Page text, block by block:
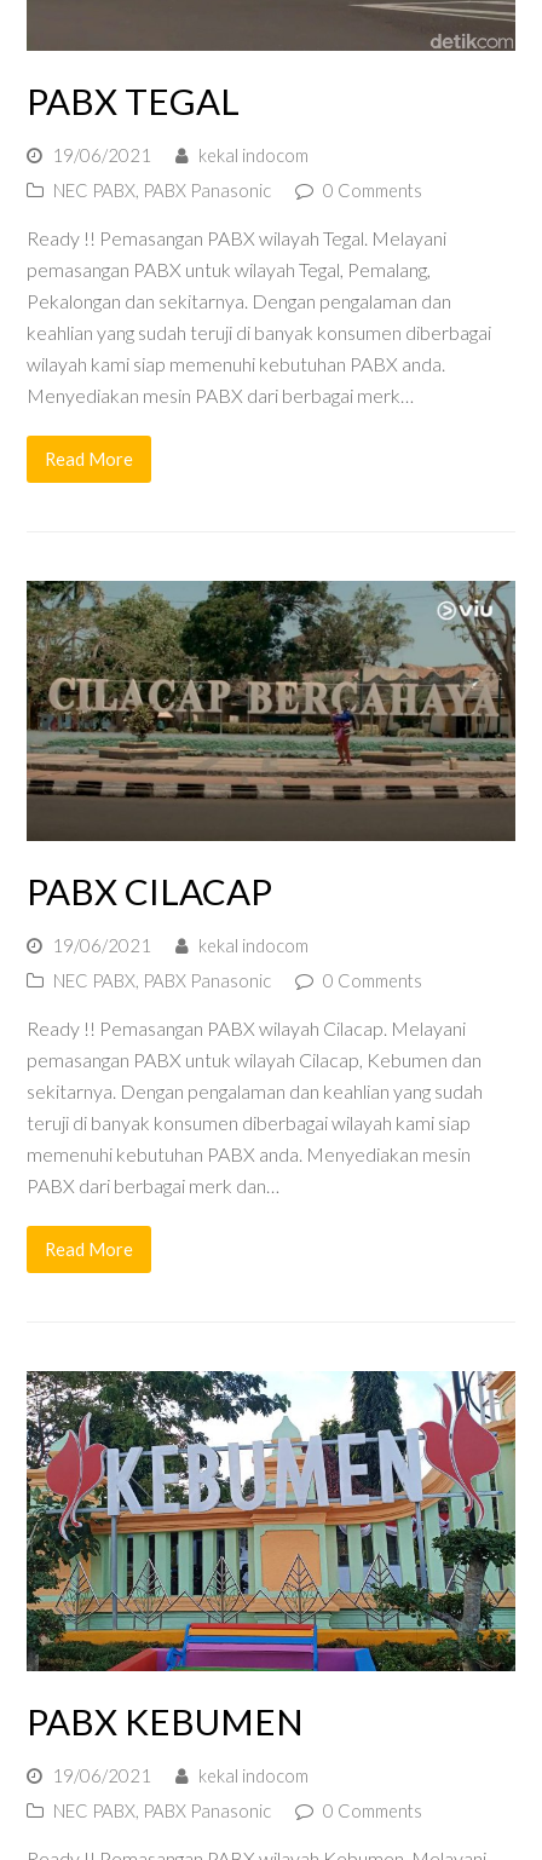
PABX TEGAL
19/06/2021
kekal indocom
NEC PABX, PABX Panasonic 0 Comments
Ready !! Pemasangan PABX wilayah Tegal. Melayani
pemasangan PABX untuk wilayah Tegal, Pemalang,
Pekalongan dan sekitarnya. Dengan pengalaman dan
keahlian yang sudah teruji di banyak konsumen diberbagai
wilayah kami siap memenuhi kebutuhan PABX anda.
Menyediakan mesin PABX dari berbagai merk…
Read More
PABX CILACAP
19/06/2021
kekal indocom
NEC PABX, PABX Panasonic 0 Comments
Ready !! Pemasangan PABX wilayah Cilacap. Melayani
pemasangan PABX untuk wilayah Cilacap, Kebumen dan
sekitarnya. Dengan pengalaman dan keahlian yang sudah
teruji di banyak konsumen diberbagai wilayah kami siap
memenuhi kebutuhan PABX anda. Menyediakan mesin
PABX dari berbagai merk dan…
Read More
PABX KEBUMEN
19/06/2021
kekal indocom
NEC PABX, PABX Panasonic 0 Comments